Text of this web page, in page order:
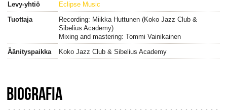
Levy-yhtiö
Eclipse Music
Tuottaja
Recording: Miikka Huttunen (Koko Jazz Club &
Sibelius Academy)
Mixing and mastering: Tommi Vainikainen
Äänityspaikka
Koko Jazz Club & Sibelius Academy
BIOGRAFIA